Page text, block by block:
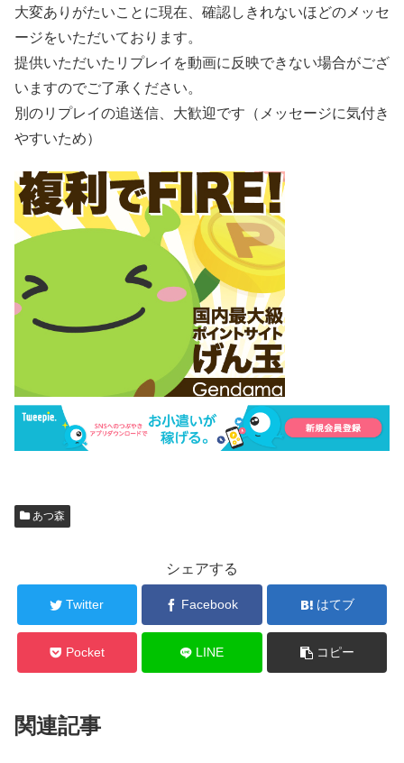
大変ありがたいことに現在、確認しきれないほどのメッセ
ージをいただいております。
提供いただいたリプレイを動画に反映できない場合がござ
いますのでご了承ください。
別のリプレイの追送信、大歓迎です（メッセージに気付き
やすいため）
あつ森
シェアする
Twitter Facebook はてブ
Pocket LINE コピー
関連記事